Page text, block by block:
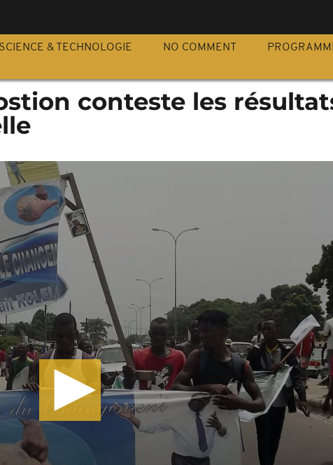
SCIENCE & TECHNOLOGIE NO COMMENT
conteste les